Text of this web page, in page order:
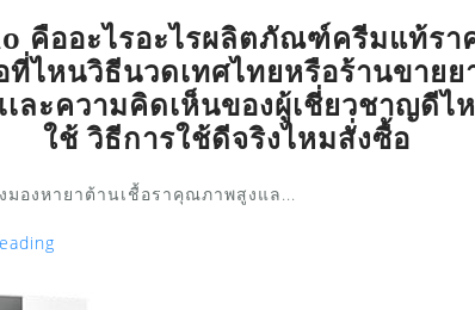
คืออะไรอะไรผลิตภัณฑ์ครีมแท้รา
ที่ไหนวิธีนวดเทศไทยหรือร้านขายย
เละความคิดเห็นของผู้เชี่ยวชาญดีไ
ใช้ วิธีการใช้ดีจริงไหมสั่งซื้อ
มองหายาต้านเชื้อราคุณภาพสูงแล...